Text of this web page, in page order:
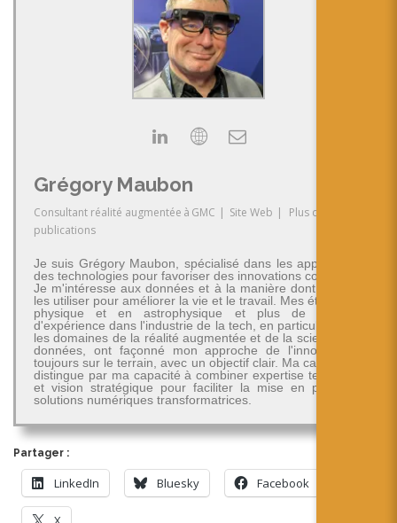
Grégory Maubon
Consultant réalité augmentée à GMC | Site Web |
Plus de
publications
Je suis Grégory Maubon, spécialisé dans les applications
des technologies pour favoriser des innovations concrètes.
Je m'intéresse aux données et à la manière dont on peut
les utiliser pour améliorer la vie et le travail. Mes études en
physique et en astrophysique et plus de 30 ans
d'expérience dans l'industrie de la tech, en particulier dans
les domaines de la réalité augmentée et de la science des
données, ont façonné mon approche de l'innovation -
toujours sur le terrain, avec un objectif clair. Ma carrière se
distingue par ma capacité à combiner expertise technique
et vision stratégique pour faciliter la mise en place de
solutions numériques transformatrices.
Partager :
LinkedIn Bluesky Facebook